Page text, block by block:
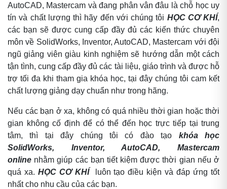
AutoCAD, Mastercam và đang phân vân đâu là chỗ học uy
tín và chất lượng thì hãy đến với chúng tôi HỌC CƠ KHÍ,
các bạn sẽ được cung cấp đầy đủ các kiến thức chuyên
môn về SolidWorks, Inventor, AutoCAD, Mastercam với đội
ngũ giảng viên giàu kinh nghiệm sẽ hướng dẫn một cách
tận tình, cung cấp đầy đủ các tài liệu, giáo trình và được hỗ
trợ tối đa khi tham gia khóa học, tại đây chúng tôi cam kết
chất lượng giảng dạy chuẩn như trong hãng.
Nếu các bạn ở xa, không có quá nhiều thời gian hoặc thời
gian không cố định để có thể đến học trực tiếp tại trung
tâm, thì tại đây chúng tôi có đào tạo
khóa học
SolidWorks, Inventor, AutoCAD, Mastercam
online nhằm giúp các bạn tiết kiệm được thời gian nếu ở
quá xa. HỌC CƠ KHÍluôn tạo điều kiện và đáp ứng tốt
nhất cho nhu cầu của các bạn.